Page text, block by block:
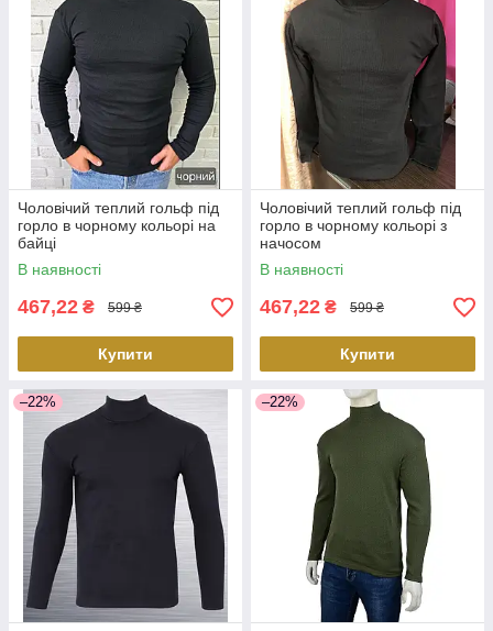
Чоловічий теплий гольф під
горло в чорному кольорі на
байці
В наявності
467,22 ₴ 599 ₴
Купити
Чоловічий теплий гольф під
горло в чорному кольорі з
начосом
В наявності
467,22 ₴ 599 ₴
Купити
–22% –22%